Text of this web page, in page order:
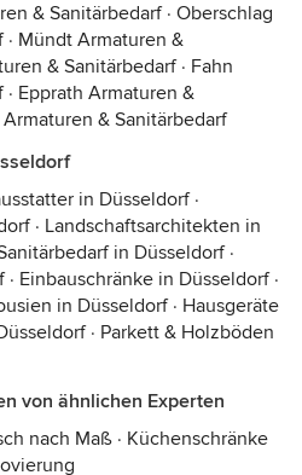
& Sanitärbedarf· Oberschlag
· Mündt Armaturen &
& Sanitärbedarf· Fahn
· Epprath Armaturen &
& Sanitärbedarf
in Düsseldorf·
· Landschaftsarchitekten in
in Düsseldorf·
· Einbauschränke in Düsseldorf·
in Düsseldorf· Hausgeräte
· Parkett & Holzböden
von ähnlichen Experten
nach Maß · Küchenschränke